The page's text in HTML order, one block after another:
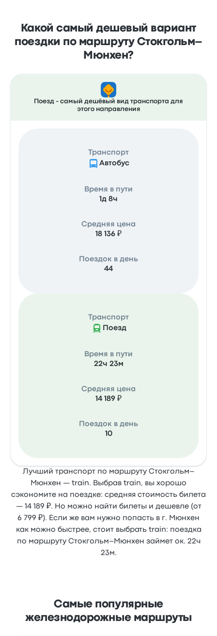
Какой самый дешевый вариант
поездки по маршруту Стокгольм–
Мюнхен?
Поезд - самый дешёвый вид транспорта для
этого направления
Транспорт
Автобус
Время в пути
1д 8ч
Средняя цена
18 136 ₽
Поездок в день
44
Транспорт
Поезд
Время в пути
22ч 23м
Средняя цена
14 189 ₽
Поездок в день
10
Лучший транспорт по маршруту Стокгольм–
Мюнхен — train. Выбрав train, вы хорошо
сэкономите на поездке: средняя стоимость билета
— 14 189 ₽. Но можно найти билеты и дешевле (от
6 799 ₽). Если же вам нужно попасть в г. Мюнхен
как можно быстрее, стоит выбрать train: поездка
по маршруту Стокгольм–Мюнхен займет ок. 22ч
23м.
Самые популярные
железнодорожные маршруты